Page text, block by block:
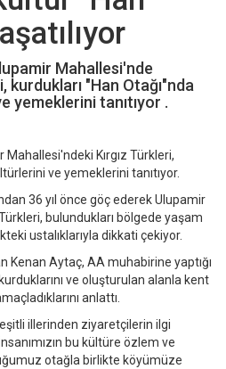
Mahallesi'nde
kurdukları "Han Otağı"nda
yemeklerini tanıtıyor .
Mahallesi'ndeki Kırgız Türkleri,
ve yemeklerini tanıtıyor.
36 yıl önce göç ederek Ulupamir
bulundukları bölgede yaşam
ustalıklarıyla dikkati çekiyor.
Kenan Aytaç, AA muhabirine yaptığı
ve oluşturulan alanla kent
anlattı.
illerinden ziyaretçilerin ilgi
bu kültüre özlem ve
otağla birlikte köyümüze